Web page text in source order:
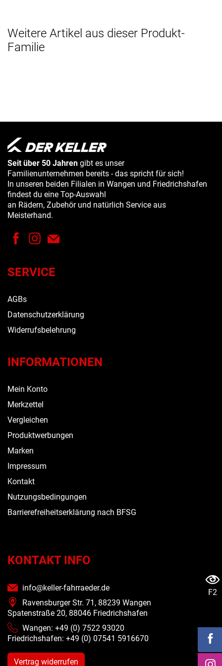
Weitere Artikel aus dieser Produkt-
Familie
Seit über 50 Jahren gibt es unser
Familienunternehmen bereits - das spricht für sich!
In unseren beiden Filialen in Wangen und Friedrichshafen
findest du eine Top-Auswahl
an Rädern, Zubehör und natürlich Service aus
Meisterhand.
SERVICE
AGBs
Datenschutzerklärung
Widerrufsbelehrung
INFORMATIONEN
Mein Konto
Merkzettel
Vergleichen
Produktwerbungen
Marken
Impressum
Kontakt
Nutzungsbedingungen
Barrierefreiheitserklärung nach BFSG
KONTAKT INFO
info@keller-fahrraeder.de
Ravensburger Str. 71, 88239 Wangen
Spatenstraße 20, 88046 Friedrichshafen
Wangen: +49 (0) 7522 93020
Friedrichshafen: +49 (0) 07541 5916670
Vertrag widerrufen
F2